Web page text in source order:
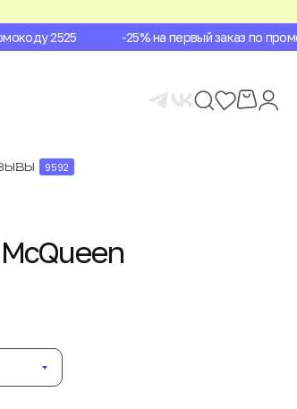
2525 -25% на первый заказ по
9592